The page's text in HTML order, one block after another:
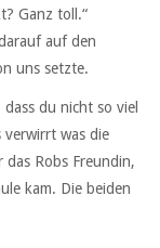
Ganz toll.“
auf den
uns setzte.
du nicht so viel
verwirrt was die
Robs Freundin,
kam. Die beiden